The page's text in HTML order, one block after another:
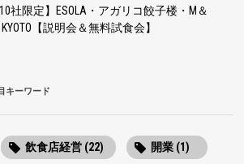
10社限定】ESOLA・アガリコ餃子楼・M＆
【説明会＆無料試食会】
キーワード
飲食店経営 (22) 開業 (1)